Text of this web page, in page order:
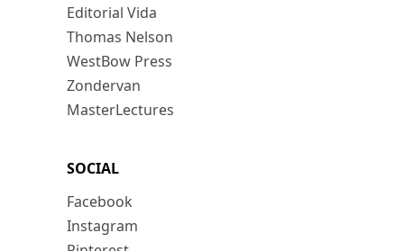
Editorial Vida
Thomas Nelson
WestBow Press
Zondervan
MasterLectures
SOCIAL
Facebook
Instagram